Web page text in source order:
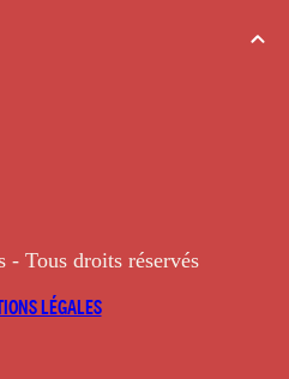
- Tous droits réservés
LÉGALES